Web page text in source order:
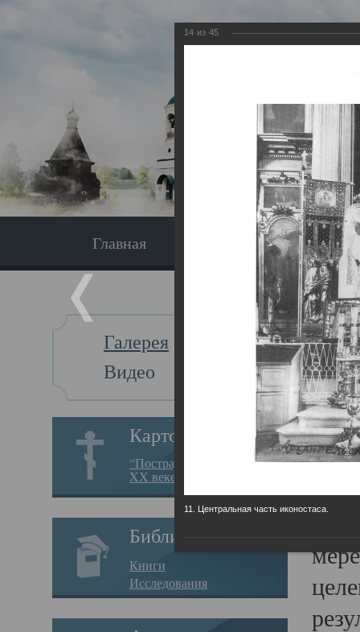
Главная Экскурсия
Галерея
Видео
Картотека
“Пострадавшие за веру в
XX веке на Севере”
Библиотека
Книги
Исследования
Главная
14 из 45
11. Центральная часть иконостаса.